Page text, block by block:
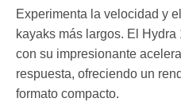
Experimenta la velocidad y
kayaks más largos. El
con su impresionante
respuesta, ofreciendo un
formato compacto.